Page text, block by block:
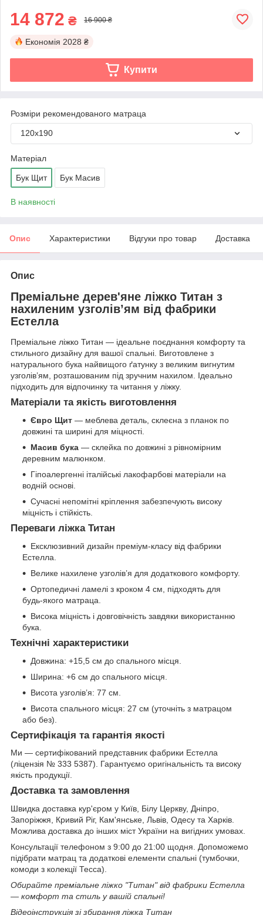
14 872 ₴ 16 900 ₴
Економія 2028 ₴
Купити
Розміри рекомендованого матраца
120х190
Матеріал
Бук Щит Бук Масив
В наявності
Опис Характеристики Відгуки про товар Доставка
Опис
Преміальне дерев'яне ліжко Титан з
нахиленим узголів’ям від фабрики
Естелла
Преміальне ліжко Титан — ідеальне поєднання комфорту та
стильного дизайну для вашої спальні. Виготовлене з
натурального бука найвищого ґатунку з великим вигнутим
узголів’ям, розташованим під зручним нахилом. Ідеально
підходить для відпочинку та читання у ліжку.
Матеріали та якість виготовлення
Євро Щит — меблева деталь, склеєна з планок по
довжині та ширині для міцності.
Масив бука — склейка по довжині з рівномірним
деревним малюнком.
Гіпоалергенні італійські лакофарбові матеріали на
водній основі.
Сучасні непомітні кріплення забезпечують високу
міцність і стійкість.
Переваги ліжка Титан
Ексклюзивний дизайн преміум-класу від фабрики
Естелла.
Велике нахилене узголів’я для додаткового комфорту.
Ортопедичні ламелі з кроком 4 см, підходять для
будь-якого матраца.
Висока міцність і довговічність завдяки використанню
бука.
Технічні характеристики
Довжина: +15,5 см до спального місця.
Ширина: +6 см до спального місця.
Висота узголів’я: 77 см.
Висота спального місця: 27 см (уточніть з матрацом
або без).
Сертифікація та гарантія якості
Ми — сертифікований представник фабрики Естелла
(ліцензія № 333 5387). Гарантуємо оригінальність та високу
якість продукції.
Доставка та замовлення
Швидка доставка кур'єром у Київ, Білу Церкву, Дніпро,
Запоріжжя, Кривий Ріг, Кам'янське, Львів, Одесу та Харків.
Можлива доставка до інших міст України на вигідних умовах.
Консультації телефоном з 9:00 до 21:00 щодня. Допоможемо
підібрати матрац та додаткові елементи спальні (тумбочки,
комоди з колекції Тесса).
Обирайте преміальне ліжко "Титан" від фабрики Естелла
— комфорт та стиль у вашій спальні!
Відеоінструкція зі збирання ліжка Титан